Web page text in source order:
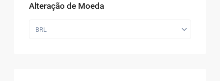
Alteração de Moeda
BRL